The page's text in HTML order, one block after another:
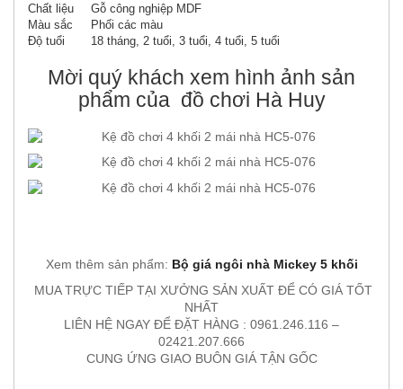
Chất liệu
Gỗ công nghiệp MDF
Màu sắc
Phối các màu
Độ tuổi
18 tháng, 2 tuổi, 3 tuổi, 4 tuổi, 5 tuổi
Mời quý khách xem hình ảnh sản
phẩm của đồ chơi Hà Huy
Xem thêm sản phẩm: Bộ giá ngôi nhà Mickey 5 khối
MUA TRỰC TIẾP TẠI XƯỞNG SẢN XUẤT ĐỂ CÓ GIÁ TỐT
NHẤT
LIÊN HỆ NGAY ĐỂ ĐẶT HÀNG : 0961.246.116 –
02421.207.666
CUNG ỨNG GIAO BUÔN GIÁ TẬN GỐC